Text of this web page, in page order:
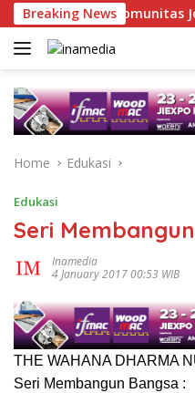
Skip
to
content
Breaking News
Komunitas Jogja
Home Edukasi
Edukasi
Seri
Inamedia
4 January 2017 00:53 WIB
THE WAHANA DHARMA
Seri Membangun Bangsa :